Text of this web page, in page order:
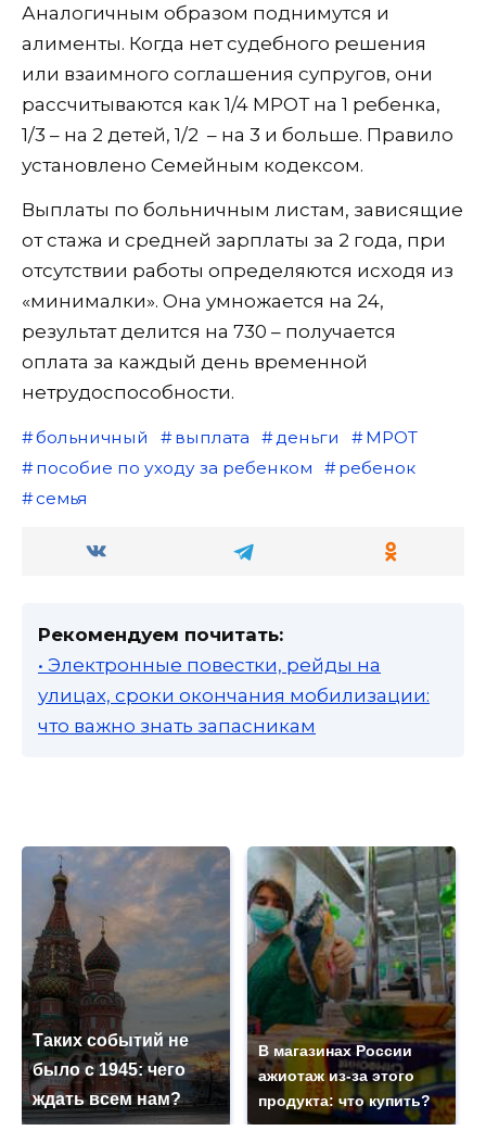
Аналогичным образом поднимутся и
алименты. Когда нет судебного решения
или взаимного соглашения супругов, они
рассчитываются как 1/4 МРОТ на 1 ребенка,
1/3 – на 2 детей, 1/2 – на 3 и больше. Правило
установлено Семейным кодексом.
Выплаты по больничным листам, зависящие
от стажа и средней зарплаты за 2 года, при
отсутствии работы определяются исходя из
«минималки». Она умножается на 24,
результат делится на 730 – получается
оплата за каждый день временной
нетрудоспособности.
больничный выплата деньги
МРОТ
пособие по уходу за ребенком
ребенок
семья
Рекомендуем почитать:
• Электронные повестки, рейды на
улицах, сроки окончания мобилизации:
что важно знать запасникам
Таких событий не
было с 1945: чего
ждать всем нам?
В магазинах России
ажиотаж из-за этого
продукта: что купить?